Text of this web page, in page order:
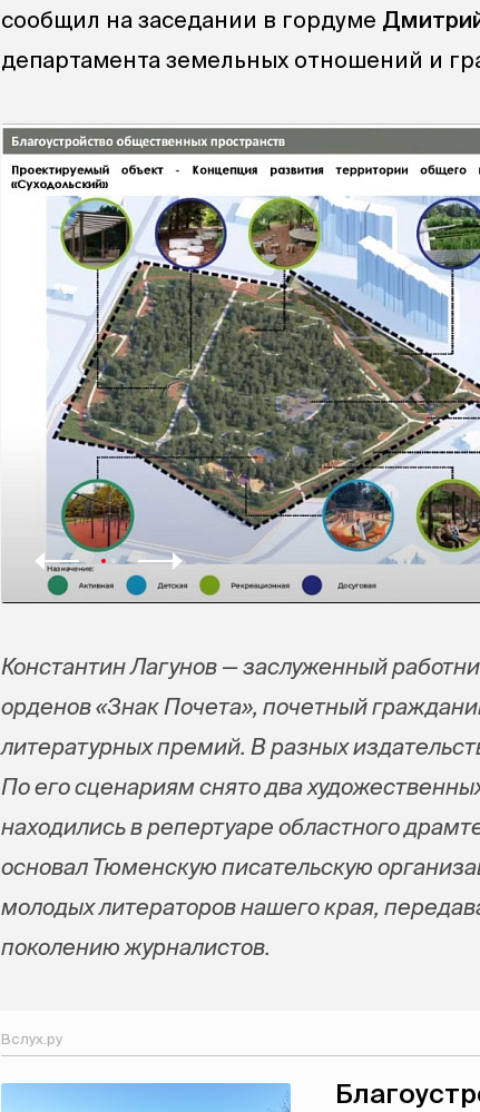
сообщил на заседании в гордуме
департамента земельных отношений и
Константин Лагунов — заслуженный
орденов «Знак Почета», почетный
литературных премий. В разных
По его сценариям снято два
находились в репертуаре областного
основал Тюменскую писательскую
молодых литераторов нашего края,
поколению журналистов.
Вслух.ру